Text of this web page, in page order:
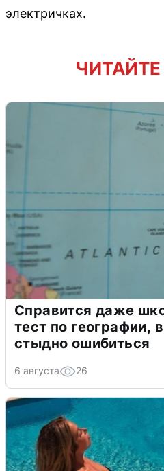
электричках.
Справится даже
тест по географии,
стыдно ошибиться
6 августа 26